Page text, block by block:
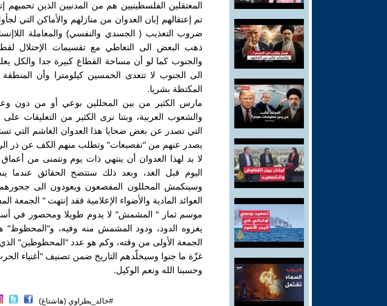
المعتقلين الفلسطينيين هم من المدنيين الذين تحميهم
تم إعتقالهم إبان العدوان من منازلهم والأماكن التي
ضروب التعذيب ( الجسدي والنفسي) والمعاملة
ذهب البعض الى التعاطي مع تقسيمات الإحتلال
والجنوب كما لو أن مساحة القطاع كبيرة جدا والكل
الى الجنوب لا تتعدى الخمسين كيلومترا وأن المنطقة
المكتظة بشريا.
مارس الكثير من بين المحللين بوعي أو من دون
والشعوب العربية، وبتنا نرى الكثير من التعليقات
التي تصدر عن بعض ضحايا هذا العدوان الغاشم التي
يصدر عنهم من "تفصيعات" وتطلب منهم الكف عن ذر
لا بد لهذا العدوان أن ينتهي ذات يوم ونتمنى من
اليوم قبل الغد، وبعد ذلك ستتضح الحقائق
وسينكمش المحللون المفصعون ويعودون الى
العوائد المادية والأضواء الإعلامية فقد إنتهت " الجمعة
موسم ثمار " المشمش" لا يدوم طويلا ومحصور في
يغزوه الدود، ودود المشمش منه وفيه،
الجمعة الأولى من وقته، وكم هو عدد "المحظوظين"
غزّة ما جنوا وسيخلّدهم التاريخ ضمن تصنيف "أغنياء
وحسبنا الله ونعم الوكيل.
#خالد_بطراوي (هاشتاغ)